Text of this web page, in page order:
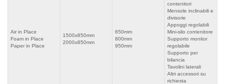
Air in Place
Foam in Place
Paper in Place
1500x850mm
2000x850mm
650mm
800mm
950mm
contenitori
Mensole inclinabili e
divisorie
Appoggi regolabili
Mini-silo contenitore
Supporto monitor
regolabile
Supporto per
bilancia
Tavolini laterali
Altri accessori su
richiesta